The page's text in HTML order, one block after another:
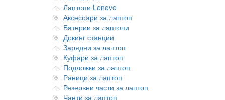
Лаптопи Lenovo
Аксесоари за лаптоп
Батерии за лаптопи
Докинг станции
Зарядни за лаптоп
Куфари за лаптоп
Подложки за лаптоп
Раници за лаптоп
Резервни части за лаптоп
Чанти за лаптоп